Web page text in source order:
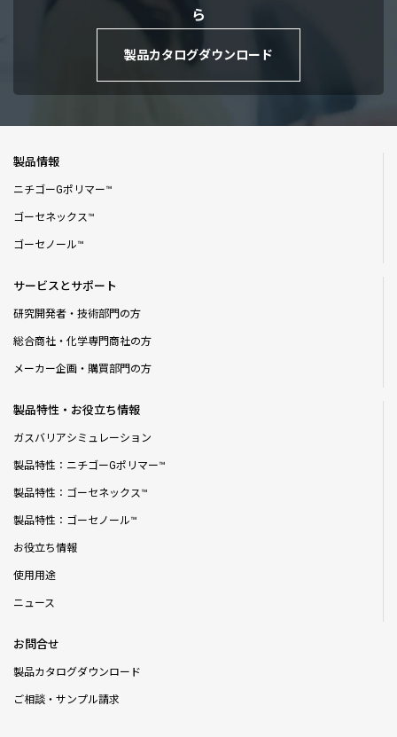
ら
製品カタログダウンロード
製品情報
ニチゴーGポリマー™
ゴーセネックス™
ゴーセノール™
サービスとサポート
研究開発者・技術部門の方
総合商社・化学専門商社の方
メーカー企画・購買部門の方
製品特性・お役立ち情報
ガスバリアシミュレーション
製品特性：ニチゴーGポリマー™
製品特性：ゴーセネックス™
製品特性：ゴーセノール™
お役立ち情報
使用用途
ニュース
お問合せ
製品カタログダウンロード
ご相談・サンプル請求